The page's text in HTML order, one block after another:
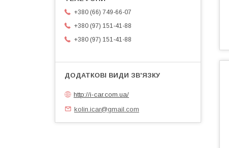
+380 (66) 749-66-07
+380 (97) 151-41-88
+380 (97) 151-41-88
http://i-car.com.ua/
kolin.icar@gmail.com